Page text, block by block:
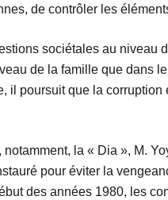
de contrôler les
sociétales au niveau
de la famille que dans
poursuit que la
la « Dia », M.
pour éviter la
des années 1980, les